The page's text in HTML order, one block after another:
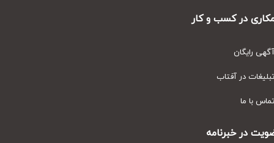
در کسب و کار
رایگان
در آفتاب
با ما
در خبرنامه